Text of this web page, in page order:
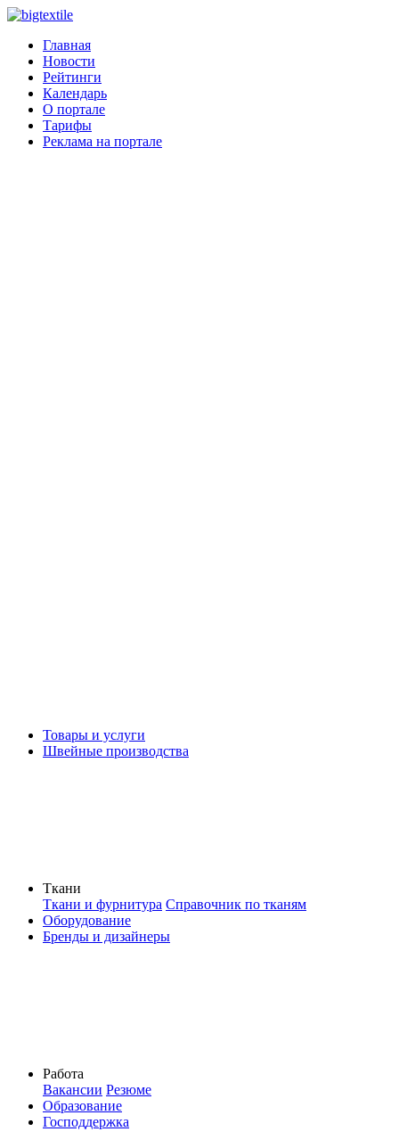
Главная
Новости
Рейтинги
Календарь
О портале
Тарифы
Реклама на портале
Товары и услуги
Швейные производства
Ткани
Ткани и фурнитура Справочник по тканям
Оборудование
Бренды и дизайнеры
Работа
Вакансии Резюме
Образование
Господдержка